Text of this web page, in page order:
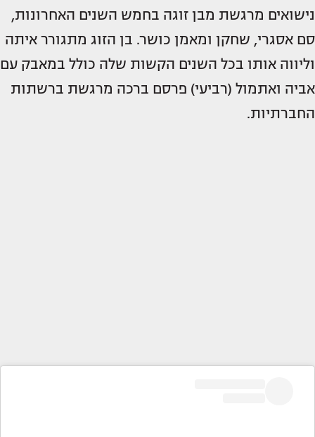
נישואים מרגשת מבן זוגה בחמש השנים האחרונות,
סם אסגרי, שחקן ומאמן כושר. בן הזוג מתגורר איתה
וליווה אותו בכל השנים הקשות שלה כולל במאבק עם
אביה ואתמול (רביעי) פרסם ברכה מרגשת ברשתות
החברתיות.